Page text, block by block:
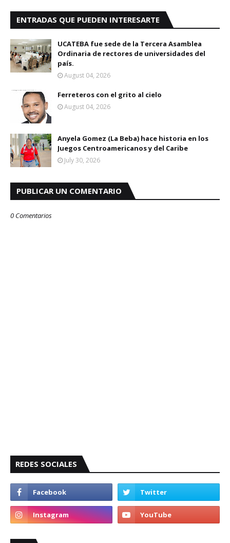
ENTRADAS QUE PUEDEN INTERESARTE
UCATEBA fue sede de la Tercera Asamblea
Ordinaria de rectores de universidades del
país.
August 04, 2026
Ferreteros con el grito al cielo
August 04, 2026
Anyela Gomez (La Beba) hace historia en los
Juegos Centroamericanos y del Caribe
July 30, 2026
PUBLICAR UN COMENTARIO
0 Comentarios
REDES SOCIALES